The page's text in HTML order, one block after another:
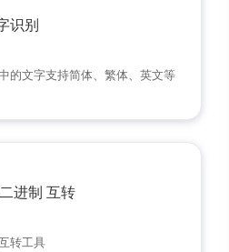
识别
的文字支持简体、繁体、英文等
进制 互转
转工具